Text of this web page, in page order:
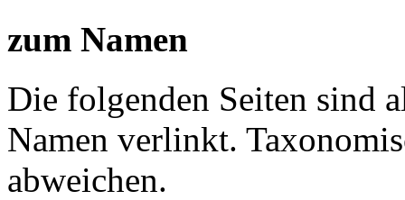
zum Namen
Die folgenden Seiten sind
Namen verlinkt.
abweichen.